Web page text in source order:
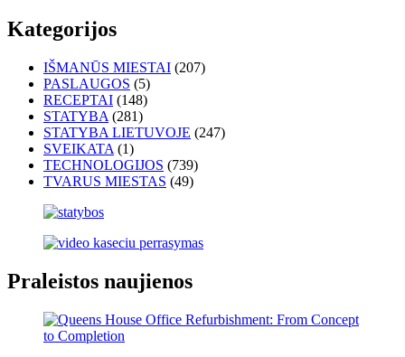
Kategorijos
IŠMANŪS MIESTAI (207)
PASLAUGOS (5)
RECEPTAI (148)
STATYBA (281)
STATYBA LIETUVOJE (247)
SVEIKATA (1)
TECHNOLOGIJOS (739)
TVARUS MIESTAS (49)
Praleistos naujienos